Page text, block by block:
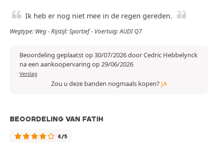
Ik heb er nog niet mee in de regen gereden.
Wegtype: Weg - Rijstijl: Sportief - Voertuig: AUDI Q7
Beoordeling geplaatst op 30/07/2026 door Cedric Hebbelynck
na een aankoopervaring op 29/06/2026
Verslag
Zou u deze banden nogmaals kopen? JA
BEOORDELING VAN FATIH
4/5